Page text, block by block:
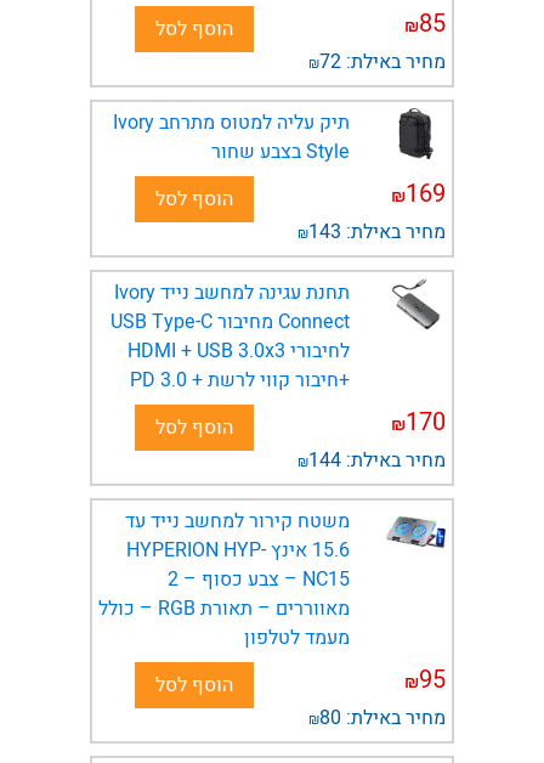
85
₪
מחיר באילת: 72
₪
הוסף לסל
תיק עליה למטוס מתרחב Ivory
Style בצבע שחור
169
₪
מחיר באילת: 143
₪
הוסף לסל
תחנת עגינה למחשב נייד Ivory
Connect מחיבור USB Type-C
לחיבורי HDMI + USB 3.0x3
+חיבור קווי לרשת + PD 3.0
170
₪
מחיר באילת: 144
₪
הוסף לסל
משטח קירור למחשב נייד עד
15.6 אינץ HYPERION HYP-
NC15 – צבע כסוף – 2
מאווררים – תאורת RGB – כולל
מעמד לטלפון
95
₪
מחיר באילת: 80
₪
הוסף לסל